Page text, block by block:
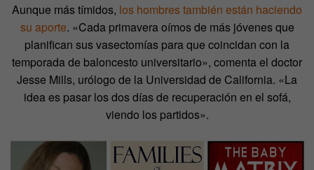
Aunque más tímidos, los hombres también están haciendo
su aporte. «Cada primavera oímos de más jóvenes que
planifican sus vasectomías para que coincidan con la
temporada de baloncesto universitario», comenta el doctor
Jesse Mills, urólogo de la Universidad de California. «La
idea es pasar los dos días de recuperación en el sofá,
viendo los partidos».